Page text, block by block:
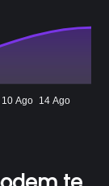
10 Ago 14 Ago